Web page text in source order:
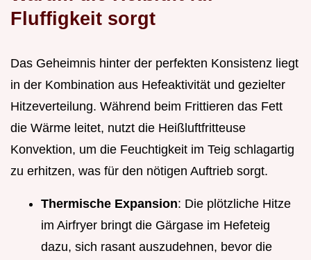
Fluffigkeit sorgt
Das Geheimnis hinter der perfekten Konsistenz liegt
in der Kombination aus Hefeaktivität und gezielter
Hitzeverteilung. Während beim Frittieren das Fett
die Wärme leitet, nutzt die Heißluftfritteuse
Konvektion, um die Feuchtigkeit im Teig schlagartig
zu erhitzen, was für den nötigen Auftrieb sorgt.
Thermische Expansion: Die plötzliche Hitze
im Airfryer bringt die Gärgase im Hefeteig
dazu, sich rasant auszudehnen, bevor die